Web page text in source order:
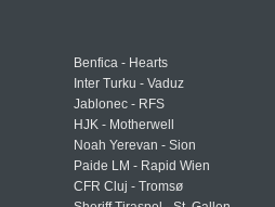
Benfica - Hearts
Inter Turku - Vaduz
Jablonec - RFS
HJK - Motherwell
Noah Yerevan - Sion
Paide LM - Rapid Wien
CFR Cluj - Tromsø